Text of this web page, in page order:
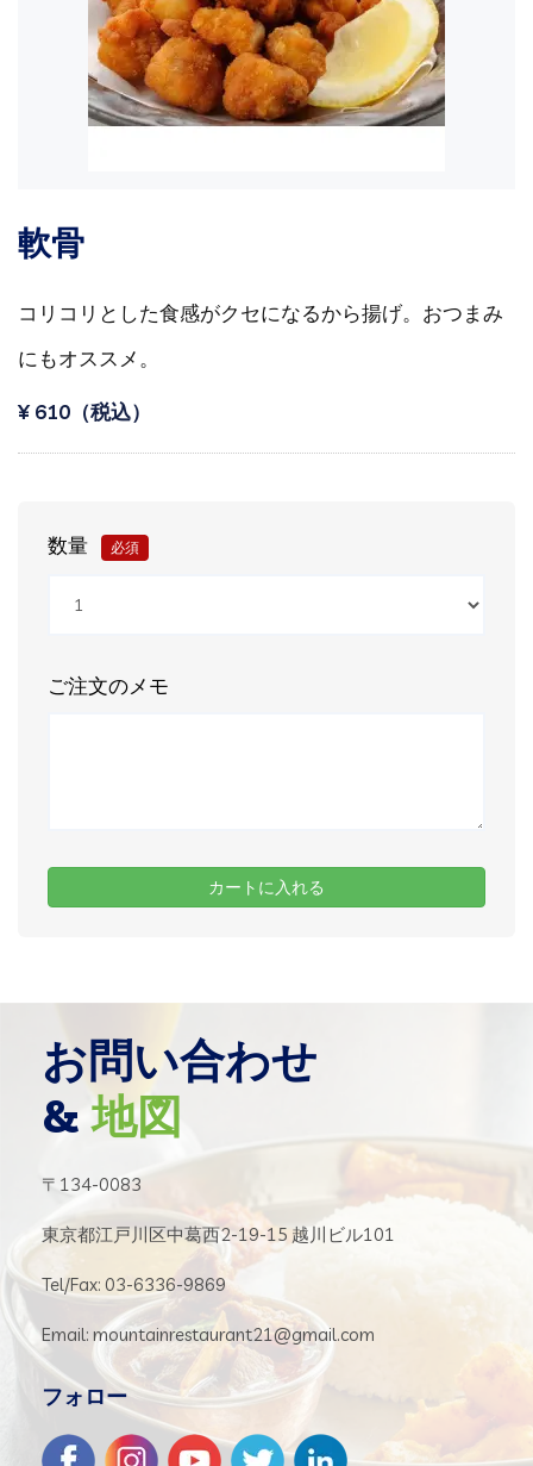
軟骨
コリコリとした食感がクセになるから揚げ。おつまみ
にもオススメ。
¥‎ 610（税込）
数量 必須
ご注文のメモ
お問い合わせ
&地図
〒134-0083
東京都江戸川区中葛西2-19-15 越川ビル101
Tel/Fax: 03-6336-9869
Email: mountainrestaurant21@gmail.com
フォロー